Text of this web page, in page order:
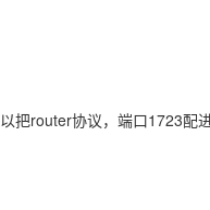
把router协议，端口1723配进